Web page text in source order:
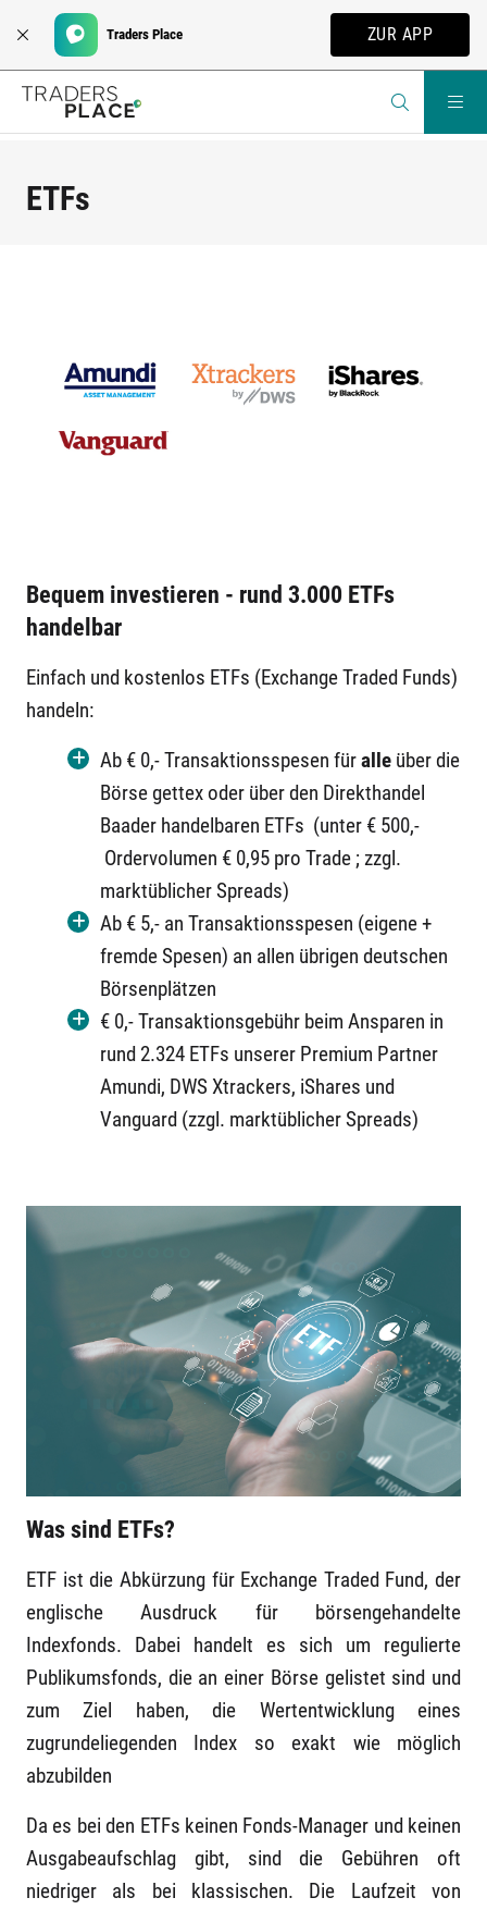
Traders Place ZUR APP
ETFs
Bequem investieren - rund 3.000 ETFs
handelbar
Einfach und kostenlos ETFs (Exchange Traded Funds)
handeln:
Ab € 0,- Transaktionsspesen füralle über die
Börse gettex oder über den Direkthandel
Baader handelbaren ETFs (unter € 500,-
Ordervolumen € 0,95 pro Trade ; zzgl.
marktüblicher Spreads)
Ab € 5,- an Transaktionsspesen (eigene +
fremde Spesen) an allen übrigen deutschen
Börsenplätzen
€ 0,- Transaktionsgebühr beim Ansparen in
rund 2.324 ETFs unserer Premium Partner
Amundi, DWS Xtrackers, iShares und
Vanguard (zzgl. marktüblicher Spreads)
Was sind ETFs?
ETF ist die Abkürzung für Exchange Traded Fund, der
englische Ausdruck für börsengehandelte
Indexfonds. Dabei handelt es sich um regulierte
Publikumsfonds, die an einer Börse gelistet sind und
zum Ziel haben, die Wertentwicklung eines
zugrundeliegenden Index so exakt wie möglich
abzubilden
Da es bei den ETFs keinen Fonds-Manager und keinen
Ausgabeaufschlag gibt, sind die Gebühren oft
niedriger als bei klassischen. Die Laufzeit von